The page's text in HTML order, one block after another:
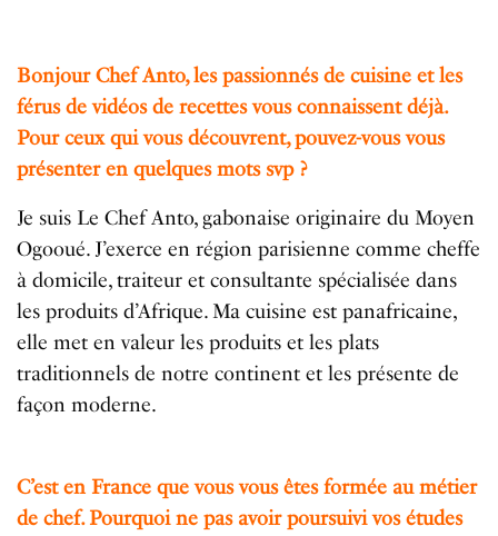
Bonjour Chef Anto, les passionnés de cuisine et les
férus de vidéos de recettes vous connaissent déjà.
Pour ceux qui vous découvrent, pouvez-vous vous
présenter en quelques mots svp ?
Je suis Le Chef Anto, gabonaise originaire du Moyen
Ogooué. J’exerce en région parisienne comme cheffe
à domicile, traiteur et consultante spécialisée dans
les produits d’Afrique. Ma cuisine est panafricaine,
elle met en valeur les produits et les plats
traditionnels de notre continent et les présente de
façon moderne.
C’est en France que vous vous êtes formée au métier
de chef. Pourquoi ne pas avoir poursuivi vos études